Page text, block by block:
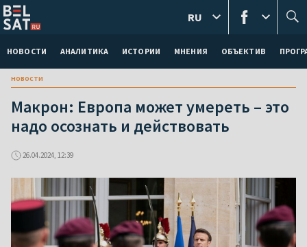
НОВОСТИ АНАЛИТИКА ИСТОРИИ МНЕНИЯ ОБЪЕКТИВ
RU
новости
Макрон: Европа может умереть – это
надо осознать и действовать
26.04.2024, 12:39